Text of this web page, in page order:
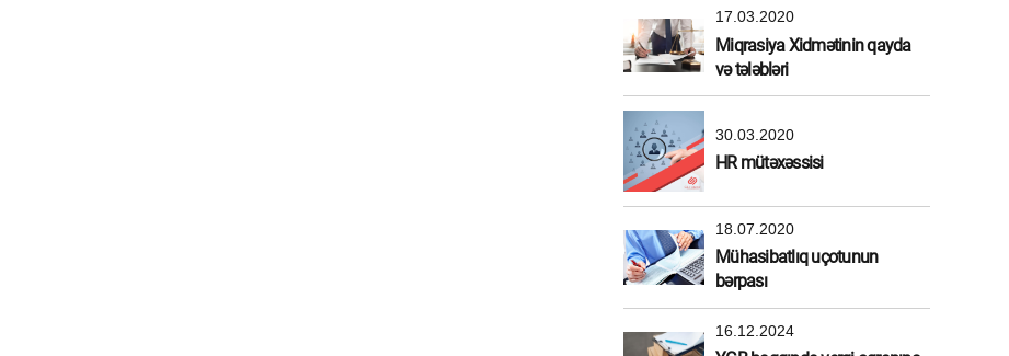
17.03.2020
Miqrasiya Xidmətinin qayda
və tələbləri
30.03.2020
HR mütəxəssisi
18.07.2020
Mühasibatlıq uçotunun
bərpası
16.12.2024